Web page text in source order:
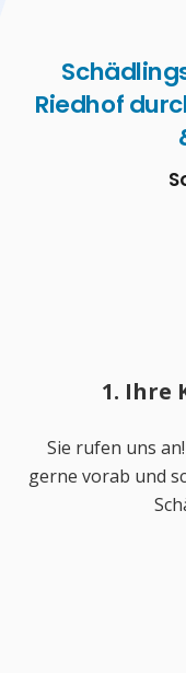
Riedhof
1. Ihre
Sie rufen uns
gerne vorab und